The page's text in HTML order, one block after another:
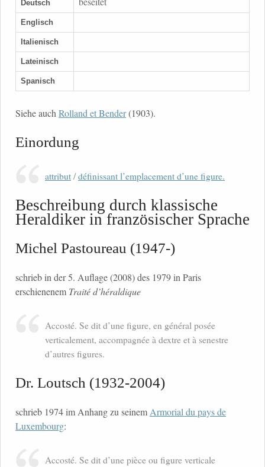
Deutsch
Englisch
Italienisch
Lateinisch
Spanisch
Siehe auch Rolland et Bender(1903).
Einordung
attribut /définissant l’emplacement d’une figure.
Beschreibung durch klassische
Heraldiker in französischer Sprache
Michel Pastoureau (1947-)
schrieb in der 5. Auflage (2008) des 1979 in Paris
erschienenem Traité d’héraldique
Accosté. Se dit d’une figure, en général posée
verticalement, accompagnée à dextre et à senestre
d’autres figures.
Dr. Loutsch (1932-2004)
schrieb 1974 im Anhang zu seinem Armorial du pays de
Luxembourg:
Accosté. Se dit d’une pièce ou figure verticale